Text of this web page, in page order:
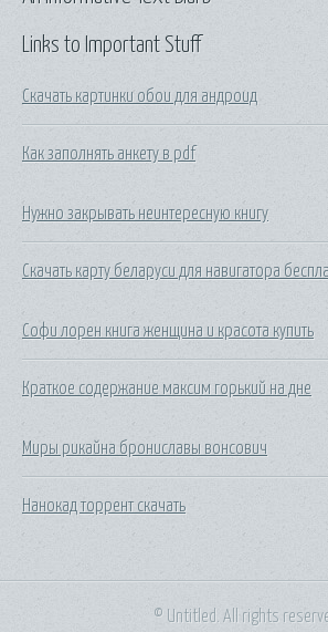
Links to Important Stuff
Скачать картинки обои для андроид
Как заполнять анкету в pdf
Нужно закрывать неинтересную книгу
Скачать карту беларуси для навигатора
Софи лорен книга женщина и красота купить
Краткое содержание максим горький на дне
Миры рикайна брониславы вонсович
Нанокад торрент скачать
© Untitled. All rights